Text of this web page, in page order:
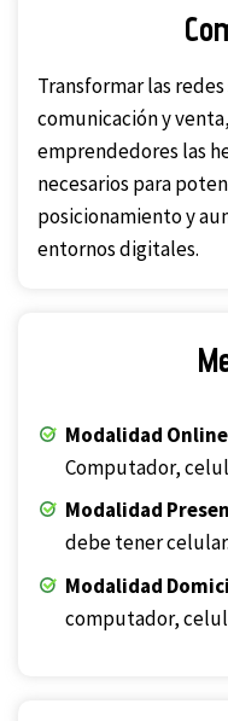
Transformar las
comunicación y
emprendedores las
necesarios para
posicionamiento y
entornos digitales.
Modalidad
Computador,
Modalidad
debe tener celular.
Modalidad
computador,